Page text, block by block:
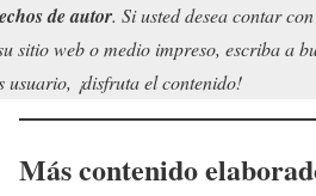
de autor. Si usted desea contar
sitio web o medio impreso, escriba a
usuario, ¡disfruta el contenido!
Más contenido